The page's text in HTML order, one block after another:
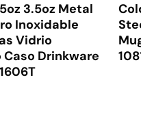
3.5oz Metal
Inoxidable
Vidrio
Caso Drinkware